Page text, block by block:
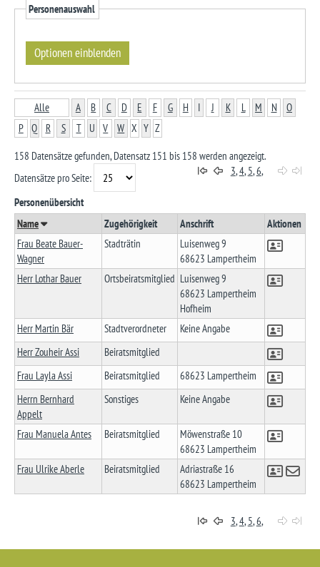
Personenauswahl
Alle A B C D E F G H I J K L M N
O
P Q R S T U V W X Y Z
158 Datensätze gefunden, Datensatz 151 bis 158 werden angezeigt.
Datensätze pro Seite:
3,4, 5,6,
Personenübersicht
Name
Zugehörigkeit Anschrift
Aktionen
Frau Beate Bauer-
Wagner
Stadträtin
Luisenweg 9
68623 Lampertheim
Herr Lothar Bauer
Ortsbeiratsmitglied Luisenweg 9
68623 Lampertheim
Hofheim
Herr Martin Bär
Stadtverordneter
Keine Angabe
Herr Zouheir Assi
Beiratsmitglied
Frau Layla Assi
Beiratsmitglied
68623 Lampertheim
Herrn Bernhard
Appelt
Sonstiges Keine Angabe
Frau Manuela Antes Beiratsmitglied
Möwenstraße 10
68623 Lampertheim
Frau Ulrike Aberle
Beiratsmitglied
Adriastraße 16
68623 Lampertheim
3,4, 5,6,
Startseite(Access key 0)